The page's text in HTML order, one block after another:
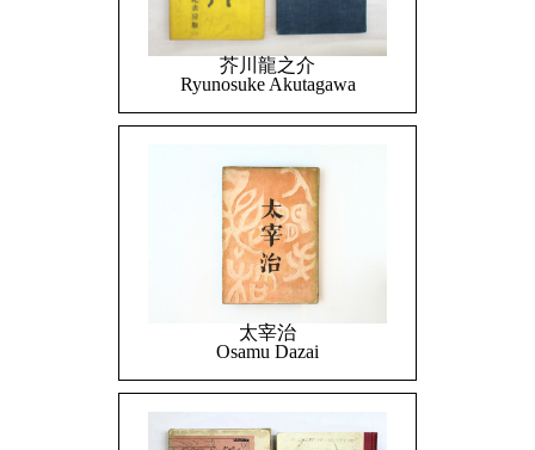
芥川龍之介
Ryunosuke Akutagawa
太宰治
Osamu Dazai